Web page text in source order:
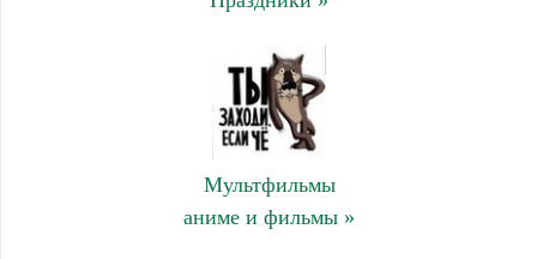
Мультфильмы
аниме и фильмы »